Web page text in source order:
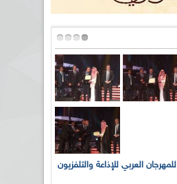
بالصور... الدورة الـ21 للمهرجان العربي للإذاعة والتلفزيون